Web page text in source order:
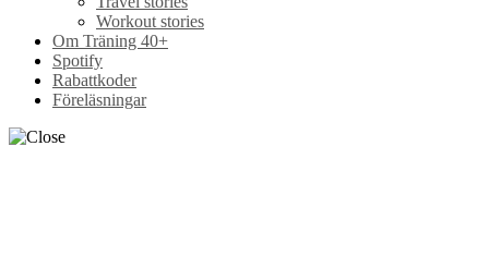
Workout stories
Om Träning 40+
Spotify
Rabattkoder
Föreläsningar